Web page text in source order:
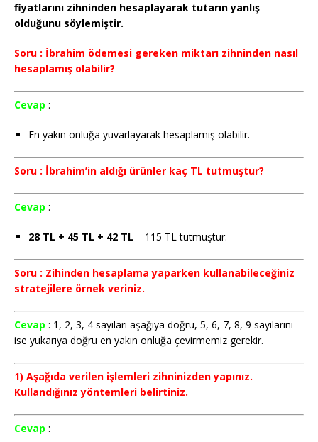
fiyatlarını zihninden hesaplayarak tutarın yanlış
olduğunu söylemiştir.
Soru : İbrahim ödemesi gereken miktarı zihninden nasıl
hesaplamış olabilir?
Cevap :
En yakın onluğa yuvarlayarak hesaplamış olabilir.
Soru : İbrahim’in aldığı ürünler kaç TL tutmuştur?
Cevap :
28 TL + 45 TL + 42 TL = 115 TL tutmuştur.
Soru : Zihinden hesaplama yaparken kullanabileceğiniz
stratejilere örnek veriniz.
Cevap : 1, 2, 3, 4 sayıları aşağıya doğru, 5, 6, 7, 8, 9 sayılarını
ise yukarıya doğru en yakın onluğa çevirmemiz gerekir.
1) Aşağıda verilen işlemleri zihninizden yapınız.
Kullandığınız yöntemleri belirtiniz.
Cevap :